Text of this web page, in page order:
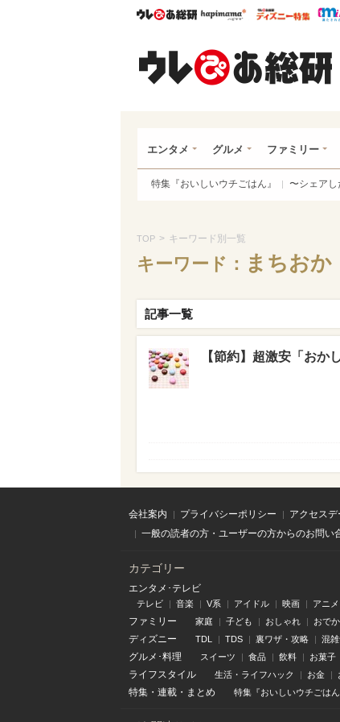
ウレぴあ総研ハピママ* ウ
エンタメ グルメ ファミリー
特集『おいしいウチごはん』 〜シェア
TOP > キーワード別一覧
キーワード： まちおか
記事一覧
【節約】超激安「おか
会社案内 プライバシーポリシー アクセス
一般の読者の方・ユーザーの方からのお問い
カテゴリー
エンタメ･テレビ
テレビ 音楽 V系 アイドル 映画 アニメ
ファミリー 家庭 子ども おしゃれ おで
ディズニー TDL TDS 裏ワザ・攻略 混
グルメ･料理 スイーツ 食品 飲料 お菓子
ライフスタイル 生活・ライフハック お金
特集 ・ 連載 ・ まとめ 特集『おいしいウチごはん